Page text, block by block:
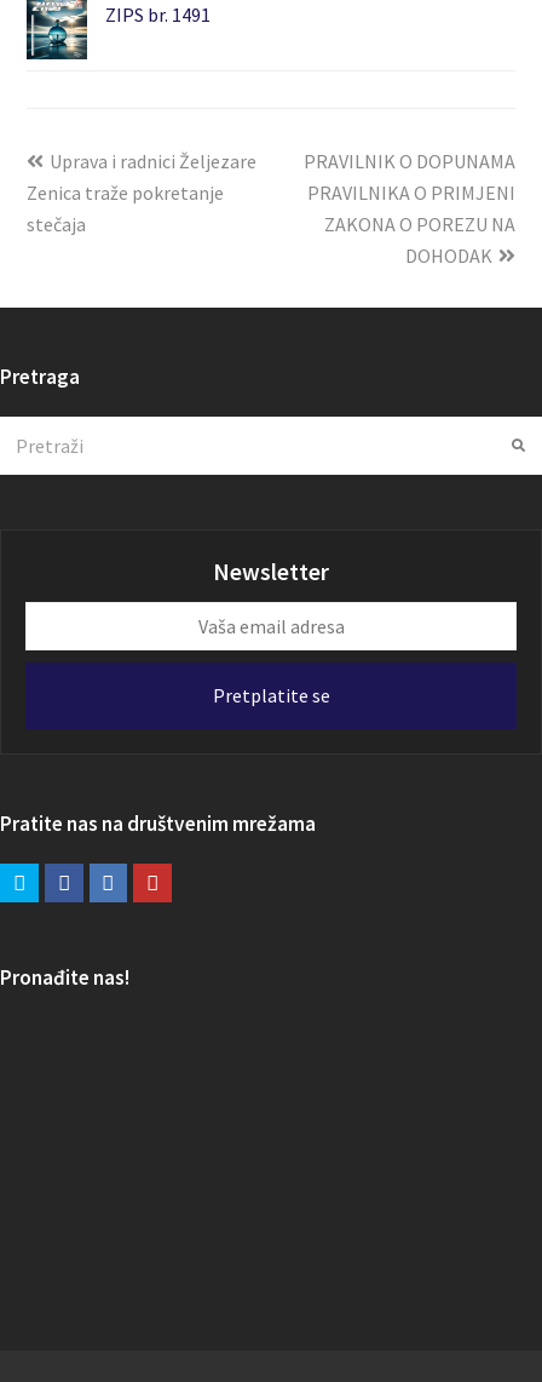
ZIPS br. 1491
Uprava i radnici Željezare
Zenica traže pokretanje
stečaja
PRAVILNIK O DOPUNAMA
PRAVILNIKA O PRIMJENI
ZAKONA O POREZU NA
DOHODAK
Pretraga
Newsletter
email
Pretplatite se
Pratite nas na društvenim mrežama
Pronađite nas!